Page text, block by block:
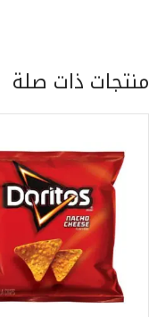
منتجات ذات صلة